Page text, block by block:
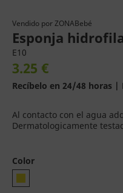
Vendido porZONABebé
Esponja
E10
3.25 €
Recíbelo en 24/48 horas
Al contacto con el agua
Dermatologicamente
Color